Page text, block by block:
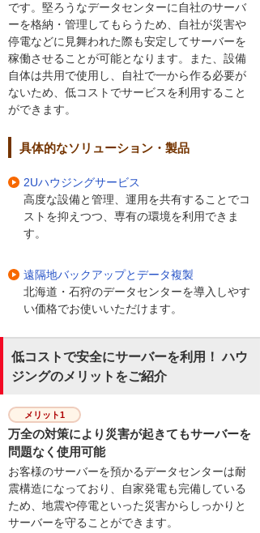
です。堅ろうなデータセンターに自社のサーバ
ーを格納・管理してもらうため、自社が災害や
停電などに見舞われた際も安定してサーバーを
稼働させることが可能となります。また、設備
自体は共用で使用し、自社で一から作る必要が
ないため、低コストでサービスを利用すること
ができます。
具体的なソリューション・製品
2Uハウジングサービス
高度な設備と管理、運用を共有することでコ
ストを抑えつつ、専有の環境を利用できま
す。
遠隔地バックアップとデータ複製
北海道・石狩のデータセンターを導入しやす
い価格でお使いいただけます。
低コストで安全にサーバーを利用！ ハウ
ジングのメリットをご紹介
メリット1
万全の対策により災害が起きてもサーバーを
問題なく使用可能
お客様のサーバーを預かるデータセンターは耐
震構造になっており、自家発電も完備している
ため、地震や停電といった災害からしっかりと
サーバーを守ることができます。